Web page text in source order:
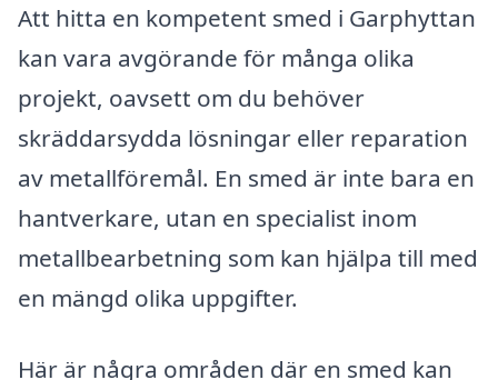
Att hitta en kompetent smed i Garphyttan
kan vara avgörande för många olika
projekt, oavsett om du behöver
skräddarsydda lösningar eller reparation
av metallföremål. En smed är inte bara en
hantverkare, utan en specialist inom
metallbearbetning som kan hjälpa till med
en mängd olika uppgifter.
Här är några områden där en smed kan